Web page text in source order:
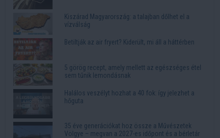
Kiszárad Magyarország: a talajban dőlhet el a
vízválság
Betiltják az air fryert? Kiderült, mi áll a háttérben
5 görög recept, amely mellett az egészséges étel
sem tűnik lemondásnak
Halálos veszélyt hozhat a 40 fok: így jelezhet a
hőguta
35 éve generációkat hoz össze a Művészetek
Völgye – megvan a 2027-es időpont és a bérletár